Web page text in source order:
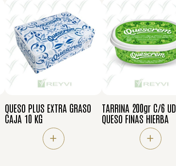
QUESO PLUS EXTRA GRASO
CAJA 10 KG
+
TARRINA 200gr C/6 UD
QUESO FINAS HIERBA
+